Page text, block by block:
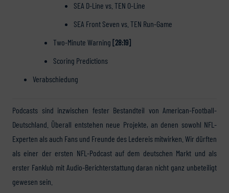
SEA D-Line vs. TEN O-Line
SEA Front Seven vs. TEN Run-Game
Two-Minute Warning [28:19]
Scoring Predictions
Verabschiedung
Podcasts sind inzwischen fester Bestandteil von American-Football-
Deutschland. Überall entstehen neue Projekte, an denen sowohl NFL-
Experten als auch Fans und Freunde des Ledereis mitwirken. Wir dürften
als einer der ersten NFL-Podcast auf dem deutschen Markt und als
erster Fanklub mit Audio-Berichterstattung daran nicht ganz unbeteiligt
gewesen sein.